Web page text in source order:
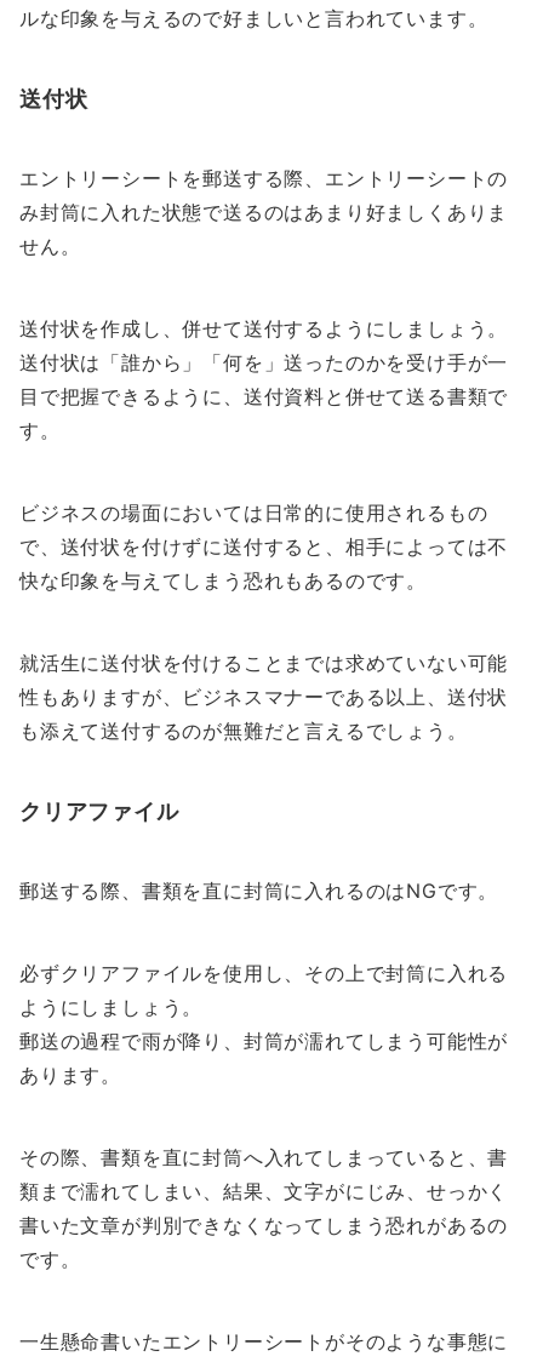
ルな印象を与えるので好ましいと言われています。
送付状
エントリーシートを郵送する際、エントリーシートの
み封筒に入れた状態で送るのはあまり好ましくありま
せん。
送付状を作成し、併せて送付するようにしましょう。
送付状は「誰から」「何を」送ったのかを受け手が一
目で把握できるように、送付資料と併せて送る書類で
す。
ビジネスの場面においては日常的に使用されるもの
で、送付状を付けずに送付すると、相手によっては不
快な印象を与えてしまう恐れもあるのです。
就活生に送付状を付けることまでは求めていない可能
性もありますが、ビジネスマナーである以上、送付状
も添えて送付するのが無難だと言えるでしょう。
クリアファイル
郵送する際、書類を直に封筒に入れるのはNGです。
必ずクリアファイルを使用し、その上で封筒に入れる
ようにしましょう。
郵送の過程で雨が降り、封筒が濡れてしまう可能性が
あります。
その際、書類を直に封筒へ入れてしまっていると、書
類まで濡れてしまい、結果、文字がにじみ、せっかく
書いた文章が判別できなくなってしまう恐れがあるの
です。
一生懸命書いたエントリーシートがそのような事態に